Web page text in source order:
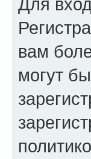
Для
вам
могут